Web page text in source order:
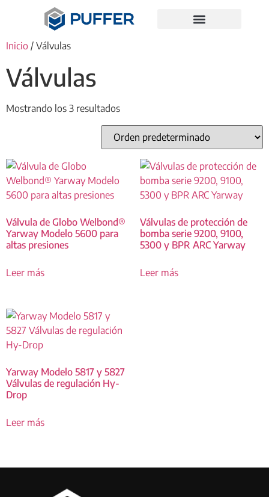
Inicio / Válvulas
Válvulas
Mostrando los 3 resultados
Válvula de Globo Welbond®
Yarway Modelo 5600 para
altas presiones
Leer más
Válvulas de protección de
bomba serie 9200, 9100,
5300 y BPR ARC Yarway
Leer más
Yarway Modelo 5817 y 5827
Válvulas de regulación Hy-
Drop
Leer más